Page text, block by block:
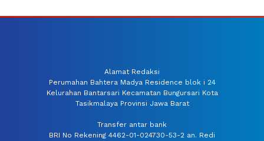
Alamat Redaksi
Perumahan Bahtera Madya Residence blok i 24
Kelurahan Bantarsari Kecamatan Bungursari Kota
Tasikmalaya Provinsi Jawa Barat
Transfer antar bank
BRI No Rekening 4462-01-024730-53-2 an. Redi